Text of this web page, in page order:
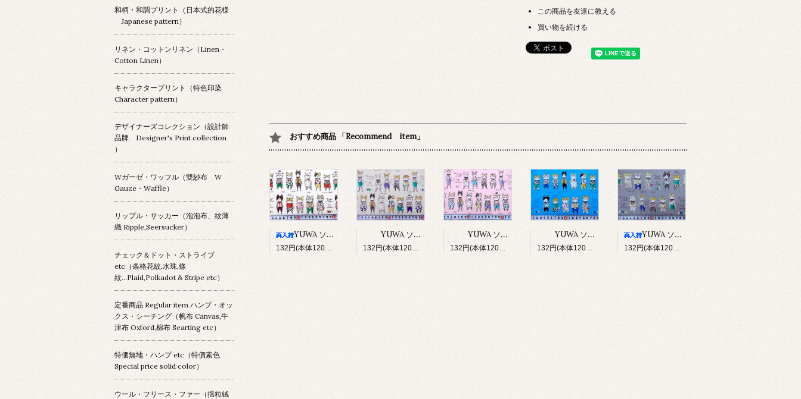
この商品を友達に教える
買い物を続ける
おすすめ商品 「Recommend item」
YUWA ソバカスキッズ Rough sketch（アイボリー）
132円(本体120円、税12円)
YUWA ソバカスキッズ Rough sketch（ライトグレージュ）
132円(本体120円、税12円)
YUWA ソバカスキッズ Rough sketch（ライトピンク）
132円(本体120円、税12円)
YUWA ソバカスキッズ Rough sketch（ブルー）
132円(本体120円、税12円)
YUWA ソバカスキッズ Rough sketch（グレー）
132円(本体120円、税12円)
和柄・和調プリント（日本式的花様
Japanese pattern）
リネン・コットンリネン（Linen・
Cotton Linen）
キャラクタープリント（特色印染
Character pattern）
デザイナーズコレクション（設計師
品牌 Designer's Print collection
）
Wガーゼ・ワッフル（雙紗布 W
Gauze・Waffle）
リップル・サッカー（泡泡布、紋薄
織 Ripple,Seersucker）
チェック＆ドット・ストライプ
etc（条格花紋,水珠,條
紋...Plaid,Polkadot & Stripe etc）
定番商品 Regular item ハンプ・オッ
クス・シーチング（帆布 Canvas,牛
津布 Oxford,棉布 Searting etc）
特価無地・ハンプ etc（特價素色
Special price solid color）
ウール・フリース・ファー（揺粒絨